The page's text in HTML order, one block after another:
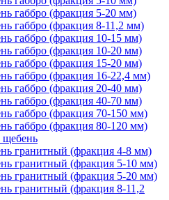
габбро (фракция 5-20 мм)
габбро (фракция 8-11,2 мм)
габбро (фракция 10-15 мм)
габбро (фракция 10-20 мм)
габбро (фракция 15-20 мм)
габбро (фракция 16-22,4 мм)
габбро (фракция 20-40 мм)
габбро (фракция 40-70 мм)
габбро (фракция 70-150 мм)
габбро (фракция 80-120 мм)
гранитный (фракция 4-8 мм)
гранитный (фракция 5-10 мм)
гранитный (фракция 5-20 мм)
гранитный (фракция 8-11,2